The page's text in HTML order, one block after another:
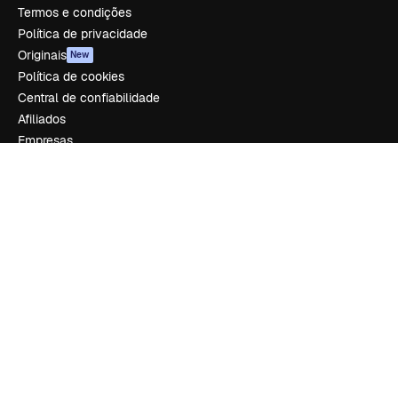
Termos e condições
Política de privacidade
Originais New
Política de cookies
Central de confiabilidade
Afiliados
Empresas